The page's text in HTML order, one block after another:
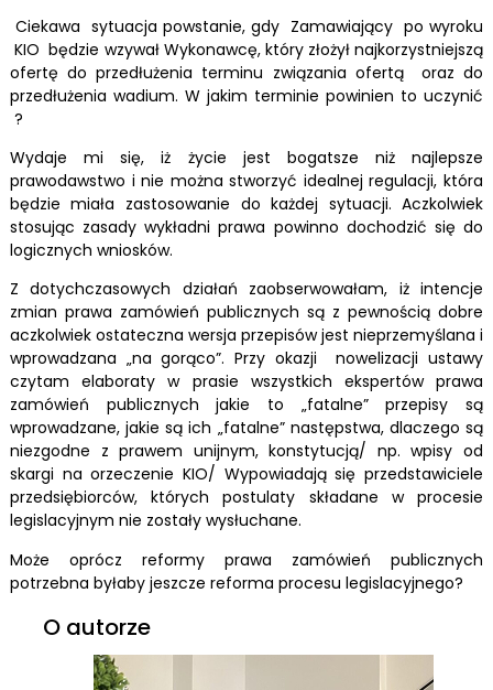
Ciekawa sytuacja powstanie, gdy Zamawiający po wyroku
KIO będzie wzywał Wykonawcę, który złożył najkorzystniejszą
ofertę do przedłużenia terminu związania ofertą oraz do
przedłużenia wadium. W jakim terminie powinien to uczynić
?
Wydaje mi się, iż życie jest bogatsze niż najlepsze
prawodawstwo i nie można stworzyć idealnej regulacji, która
będzie miała zastosowanie do każdej sytuacji. Aczkolwiek
stosując zasady wykładni prawa powinno dochodzić się do
logicznych wniosków.
Z dotychczasowych działań zaobserwowałam, iż intencje
zmian prawa zamówień publicznych są z pewnością dobre
aczkolwiek ostateczna wersja przepisów jest nieprzemyślana i
wprowadzana „na gorąco”. Przy okazji nowelizacji ustawy
czytam elaboraty w prasie wszystkich ekspertów prawa
zamówień publicznych jakie to „fatalne” przepisy są
wprowadzane, jakie są ich „fatalne” następstwa, dlaczego są
niezgodne z prawem unijnym, konstytucją/ np. wpisy od
skargi na orzeczenie KIO/ Wypowiadają się przedstawiciele
przedsiębiorców, których postulaty składane w procesie
legislacyjnym nie zostały wysłuchane.
Może oprócz reformy prawa zamówień publicznych
potrzebna byłaby jeszcze reforma procesu legislacyjnego?
O autorze